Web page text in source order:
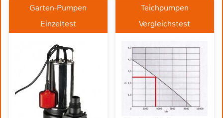
Garten-Pumpen
Einzeltest
Teichpumpen
Vergleichstest